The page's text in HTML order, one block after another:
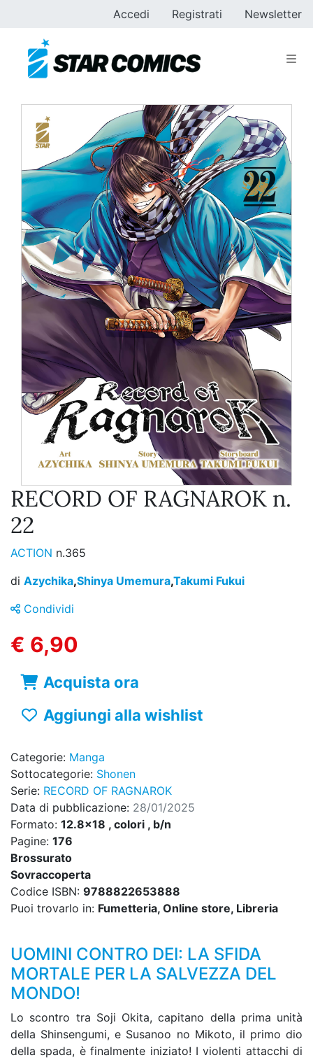
Accedi Registrati Newsletter
RECORD OF RAGNAROK n.
22
ACTION n.365
di Azychika,Shinya Umemura,Takumi Fukui
Condividi
€ 6,90
Acquista ora
Aggiungi alla wishlist
Categorie: Manga
Sottocategorie: Shonen
Serie: RECORD OF RAGNAROK
Data di pubblicazione: 28/01/2025
Formato: 12.8x18 , colori , b/n
Pagine: 176
Brossurato
Sovraccoperta
Codice ISBN: 9788822653888
Puoi trovarlo in: Fumetteria, Online store, Libreria
UOMINI CONTRO DEI: LA SFIDA
MORTALE PER LA SALVEZZA DEL
MONDO!
Lo scontro tra Soji Okita, capitano della prima unità
della Shinsengumi, e Susanoo no Mikoto, il primo dio
della spada, è finalmente iniziato! I violenti attacchi di